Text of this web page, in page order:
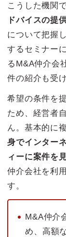
こうした機関で
ドバイスの提
について把握
するセミナー
るM&A仲介会
件の紹介も受
希望の条件を
ため、経営者
ん。基本的に
身でインター
ィーに案件を
仲介会社を利
す。
M&A仲介
め、高額